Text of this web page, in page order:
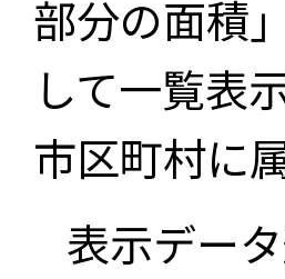
部分の面積
して一覧表
市区町村に
表示デー